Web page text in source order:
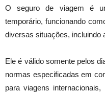
O seguro de viagem é
temporário, funcionando
diversas situações, incluindo
Ele é válido somente pelos
normas especificadas em
para viagens